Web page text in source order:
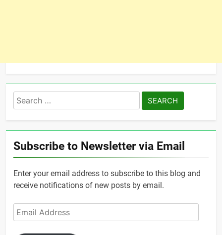
Search
for:
Subscribe to Newsletter via Email
Enter your email address to subscribe to this blog and
receive notifications of new posts by email.
Email
Address